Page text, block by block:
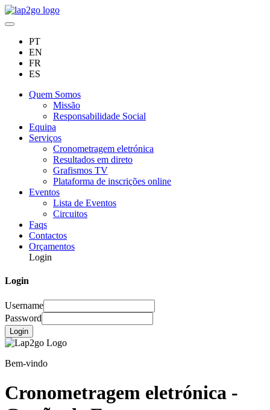
PT
EN
FR
ES
Quem Somos
Missão
Responsabilidade Social
Equipa
Serviços
Cronometragem eletrónica
Resultados em direto
Grafismos TV
Plataforma de inscrições online
Eventos
Lista de Eventos
Circuitos
Faqs
Contactos
Orçamentos
Login
Login
Username
Password
Login
Bem-vindo
Cronometragem eletrónica -